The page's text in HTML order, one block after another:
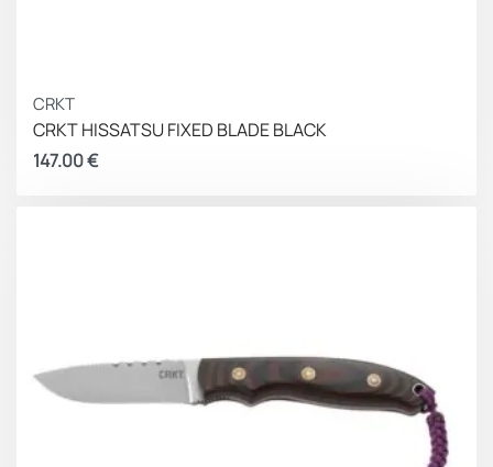
CRKT
CRKT HISSATSU FIXED BLADE BLACK
147.00€